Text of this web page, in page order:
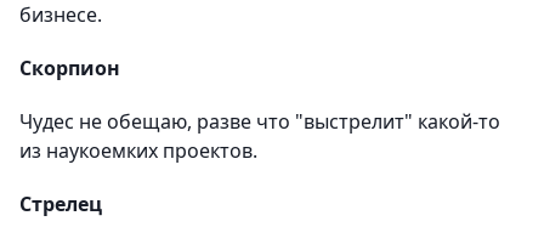
бизнесе.
Скорпион
Чудес не обещаю, разве что "выстрелит" какой-то
из наукоемких проектов.
Стрелец